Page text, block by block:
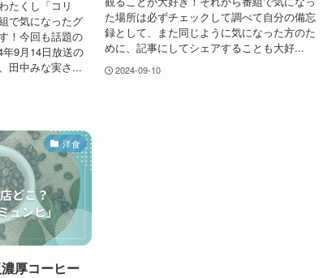
たくし「コリ
で気になったグ
！今回も話題の
9月14日放送の
田中みな実さ...
た場所は必ずチェックして調べて自分の備忘
録として、また同じように気になった方のた
めに、記事にしてシェアすることも大好...
2024-09-10
洋食
厚コーヒー